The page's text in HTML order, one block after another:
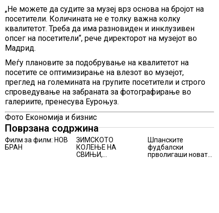
„Не можете да судите за музеј врз основа на бројот на
посетители. Количината не е толку важна колку
квалитетот. Треба да има разновиден и инклузивен
опсег на посетители“, рече директорот на музејот во
Мадрид.
Меѓу плановите за подобрување на квалитетот на
посетите се оптимизирање на влезот во музејот,
преглед на големината на групите посетители и строго
спроведување на забраната за фотографирање во
галериите, пренесува Еуроњуз.
Фото Економија и бизнис
Поврзана содржина
Филм за филм: НОВ
БРАН
ЗИМСКОТО
КОЛЕЊЕ НА
СВИЊИ,
Шпанските
фудбалски
прволигаши новата